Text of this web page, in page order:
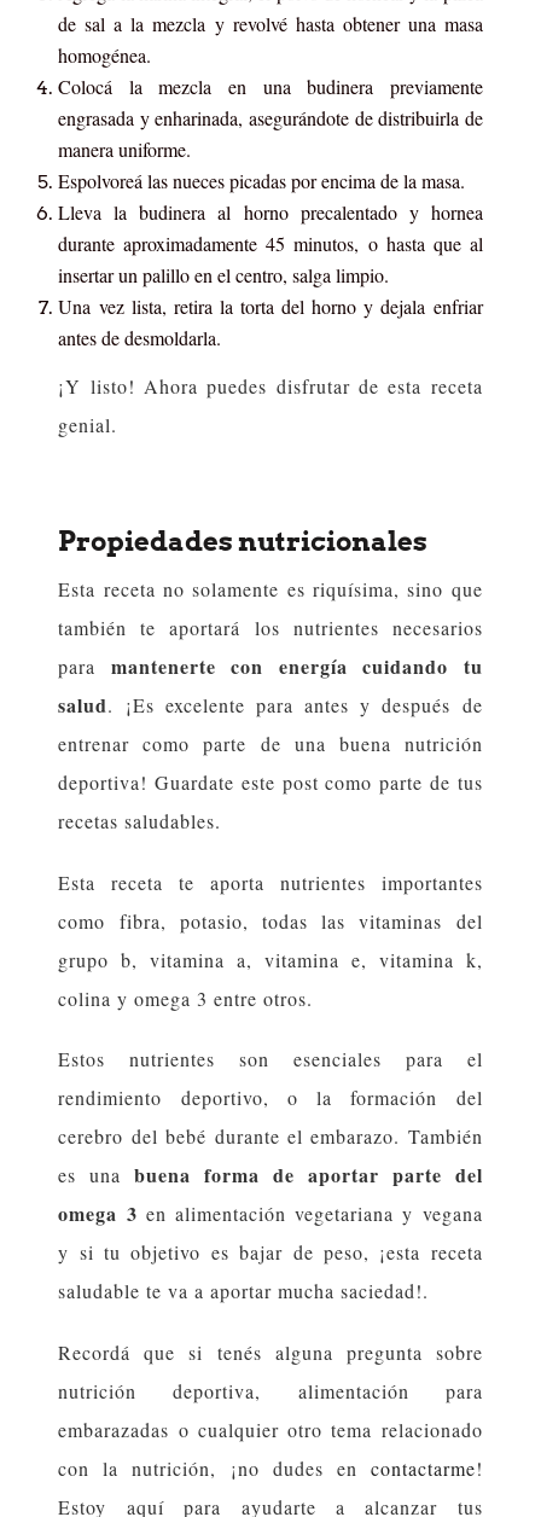
de sal a la mezcla y revolvé hasta obtener una masa
homogénea.
Colocá la mezcla en una budinera previamente
engrasada y enharinada, asegurándote de distribuirla de
manera uniforme.
Espolvoreá las nueces picadas por encima de la masa.
Lleva la budinera al horno precalentado y hornea
durante aproximadamente 45 minutos, o hasta que al
insertar un palillo en el centro, salga limpio.
Una vez lista, retira la torta del horno y dejala enfriar
antes de desmoldarla.
¡Y listo! Ahora puedes disfrutar de esta receta
genial.
Propiedades nutricionales
Esta receta no solamente es riquísima, sino que
también te aportará los nutrientes necesarios
para mantenerte con energía cuidando tu
salud. ¡Es excelente para antes y después de
entrenar como parte de una buena nutrición
deportiva! Guardate este post como parte de tus
recetas saludables.
Esta receta te aporta nutrientes importantes
como fibra, potasio, todas las vitaminas del
grupo b, vitamina a, vitamina e, vitamina k,
colina y omega 3 entre otros.
Estos nutrientes son esenciales para el
rendimiento deportivo, o la formación del
cerebro del bebé durante el embarazo. También
es unabuena forma de aportar parte del
omega 3 en alimentación vegetariana y vegana
y si tu objetivo es bajar de peso, ¡esta receta
saludable te va a aportar mucha saciedad!.
Recordá que si tenés alguna pregunta sobre
nutrición deportiva, alimentación para
embarazadas o cualquier otro tema relacionado
con la nutrición, ¡no dudes en contactarme!
Estoy aquí para ayudarte a alcanzar tus